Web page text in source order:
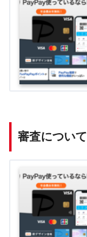
審査について